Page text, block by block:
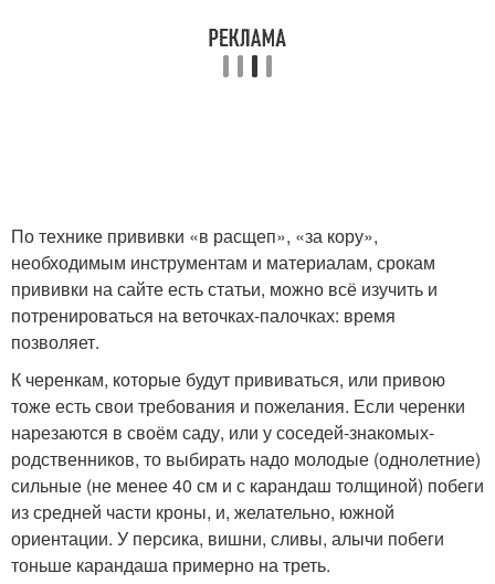
По технике прививки «в расщеп», «за кору»,
необходимым инструментам и материалам, срокам
прививки на сайте есть статьи, можно всё изучить и
потренироваться на веточках-палочках: время
позволяет.
К черенкам, которые будут прививаться, или привою
тоже есть свои требования и пожелания. Если черенки
нарезаются в своём саду, или у соседей-знакомых-
родственников, то выбирать надо молодые (однолетние)
сильные (не менее 40 см и с карандаш толщиной) побеги
из средней части кроны, и, желательно, южной
ориентации. У персика, вишни, сливы, алычи побеги
тоньше карандаша примерно на треть.